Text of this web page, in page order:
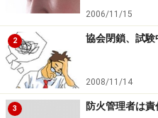
2006/11/15
2 協会閉鎖、試
2008/11/14
3 防火管理者は責